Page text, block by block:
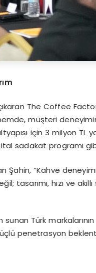
çıkaran The Coffee
müşteri
için 3 milyon TL
sadakat programı
Şahin, “Kahve
tasarımı, hızı ve
Türk
penetrasyon